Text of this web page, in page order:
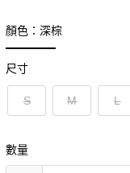
顏色：深棕
尺寸
S M L
數量